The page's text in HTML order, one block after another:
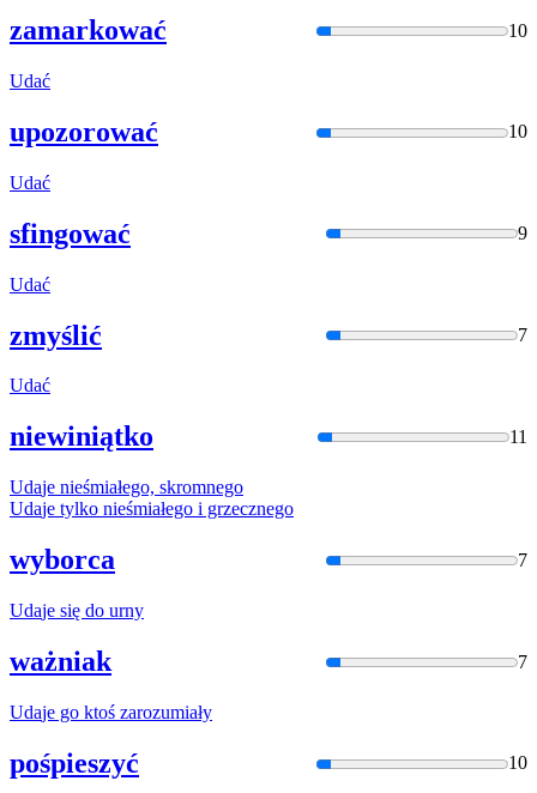
zamarkować 10
Udać
upozorować 10
Udać
sfingować 9
Udać
zmyślić 7
Udać
niewiniątko 11
Udaje nieśmiałego, skromnego
Udaje tylko nieśmiałego i grzecznego
wyborca 7
Udaje się do urny
ważniak 7
Udaje go ktoś zarozumiały
pośpieszyć 10